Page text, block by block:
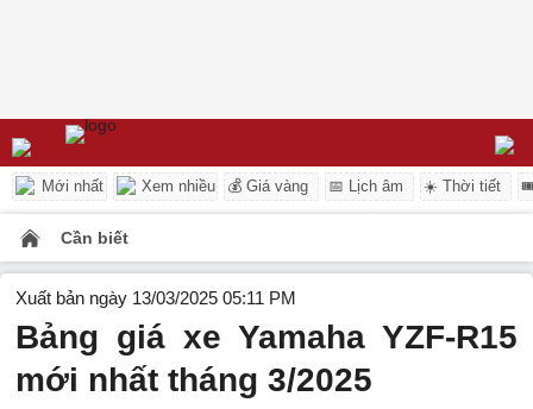
Mới nhất Xem nhiều 💰 Giá vàng 📅 Lịch âm ☀️ Thời tiết
Cần biết
Xuất bản ngày 13/03/2025 05:11 PM
Bảng giá xe Yamaha YZF-R15
mới nhất tháng 3/2025